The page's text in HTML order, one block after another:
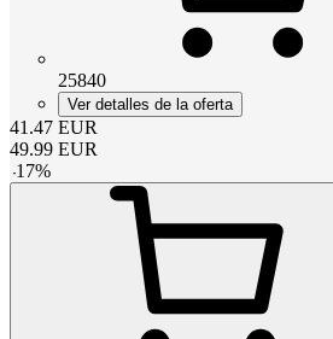
25840
Ver detalles de la oferta
41.47 EUR
49.99 EUR
-17%